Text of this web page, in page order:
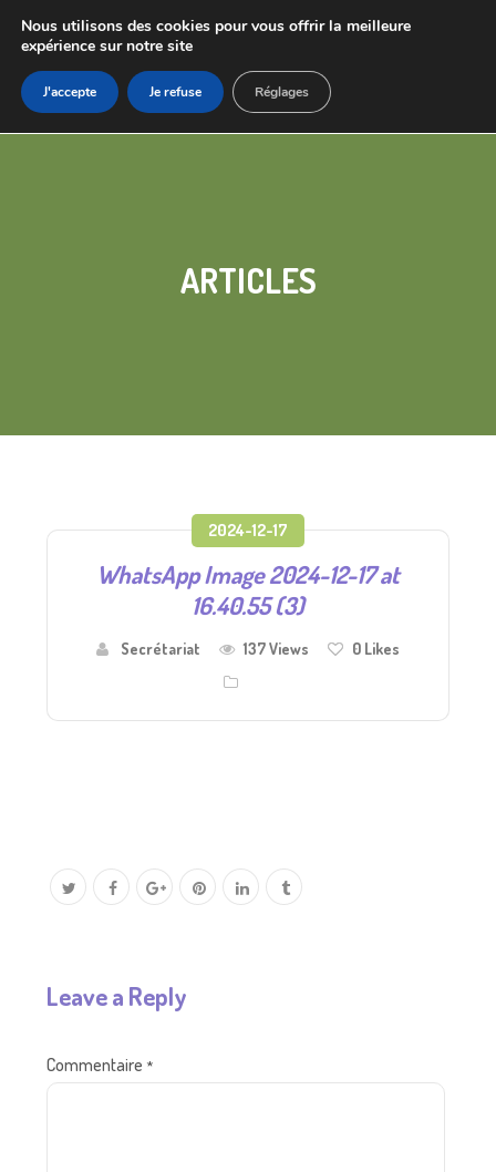
ARTICLES
2024-12-17
WhatsApp Image 2024-12-17 at
16.40.55 (3)
Secrétariat 137 Views 0 Likes
Leave a Reply
Commentaire *
Nous utilisons des cookies pour vous offrir la meilleure
expérience sur notre site
J'accepte Je refuse Réglages